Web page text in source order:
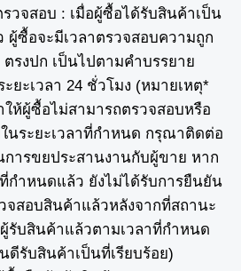
วจสอบ : เมื่อผู้ซื้อได้รับสินค้าเป็น
ผู้ซื้อจะมีเวลาตรวจสอบความถูก
รงปก เป็นไปตามคำบรรยาย
ยะเวลา 24 ชั่วโมง (หมายเหตุ*
ห้ผู้ซื้อไม่สามารถตรวจสอบหรือ
นระยะเวลาที่กำหนด กรุณาติดต่อ
การขยประสานงานกับผู้ขาย หาก
ที่กำหนดแล้ว ยังไม่ได้รับการยืนยัน
จสอบสินค้าแล้วหลังจากที่สถานะ
รับสินค้าแล้วตามเวลาที่กำหนด
ดีรับสินค้าเป็นที่เรียบร้อย)